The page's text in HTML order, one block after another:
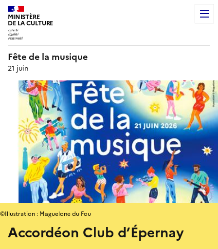
MINISTÈRE
DE LA CULTURE
Fête de la musique
21 juin
Accordéon Club d’Épernay
©Illustration : Maguelone du Fou